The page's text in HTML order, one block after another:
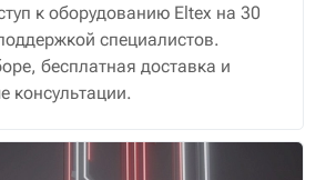
к оборудованию Eltex на 30
специалистов.
бесплатная доставка и
консультации.